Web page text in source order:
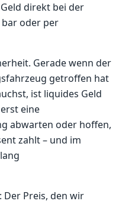
direkt bei der
bar oder per
Gerade wenn der
getroffen hat
ist liquides Geld
eine
abwarten oder hoffen,
zahlt – und im
Preis, den wir